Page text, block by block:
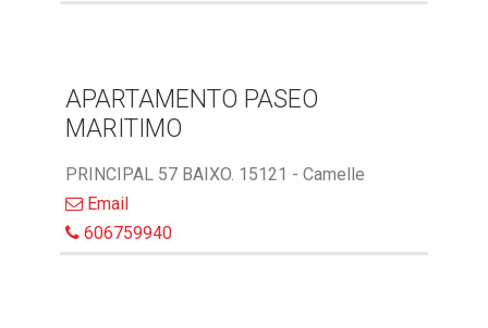
APARTAMENTO PASEO
MARITIMO
PRINCIPAL 57 BAIXO. 15121 - Camelle
Email
606759940